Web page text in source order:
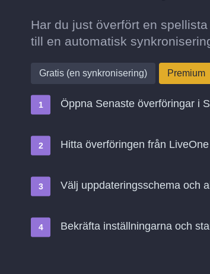
Har du just överfört en
till en automatisk
Gratis (en synkronisering) Premium
Öppna Senaste överföringar i
Hitta överföringen från
Välj uppdateringsschema och
Bekräfta inställningarna och